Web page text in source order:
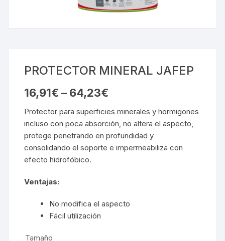
PROTECTOR MINERAL JAFEP
16,91€ – 64,23€
Protector para superficies minerales y hormigones
incluso con poca absorción, no altera el aspecto,
protege penetrando en profundidad y
consolidando el soporte e impermeabiliza con
efecto hidrofóbico.
Ventajas:
No modifica el aspecto
Fácil utilización
Tamaño